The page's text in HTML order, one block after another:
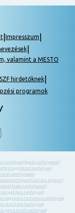
Impresszum
|
valamint a MESTO
hirdetőknek|
programok
tanfolyam| Ápoló tanfolyamok
| Bérügyintéző tanfolyam|
tanfolyamok
tanfolyam| Cukrász képzés
Eladó tanfolyamok
tanfolyam
technikus tanfolyam
sterilező tanfolyam
gép kezelő tanfolyam